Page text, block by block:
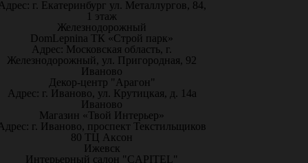
г. Екатеринбург ул. Металлургов, 84,
1 этаж
Железнодорожный
DomLepnina ТК «Строй парк»
Адрес: Московская область, г.
Железнодорожный, ул. Пригородная, 92
Иваново
Декор-центр "Арагон"
Адрес: г. Иваново, ул. Крутицкая, д. 14а
Иваново
Магазин «Твой Интерьер»
г. Иваново, проспект Текстильщиков
80 ТЦ Аксон
Ижевск
Интерьерный салон "CAPITEL"